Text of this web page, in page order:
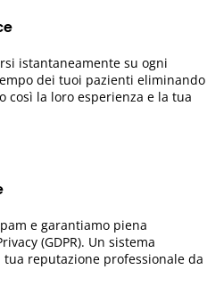
istantaneamente su ogni
dei tuoi pazienti eliminando
così la loro esperienza e la tua
e garantiamo piena
(GDPR). Un sistema
reputazione professionale da